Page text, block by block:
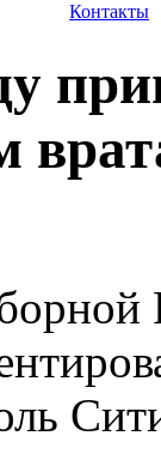
Контакты